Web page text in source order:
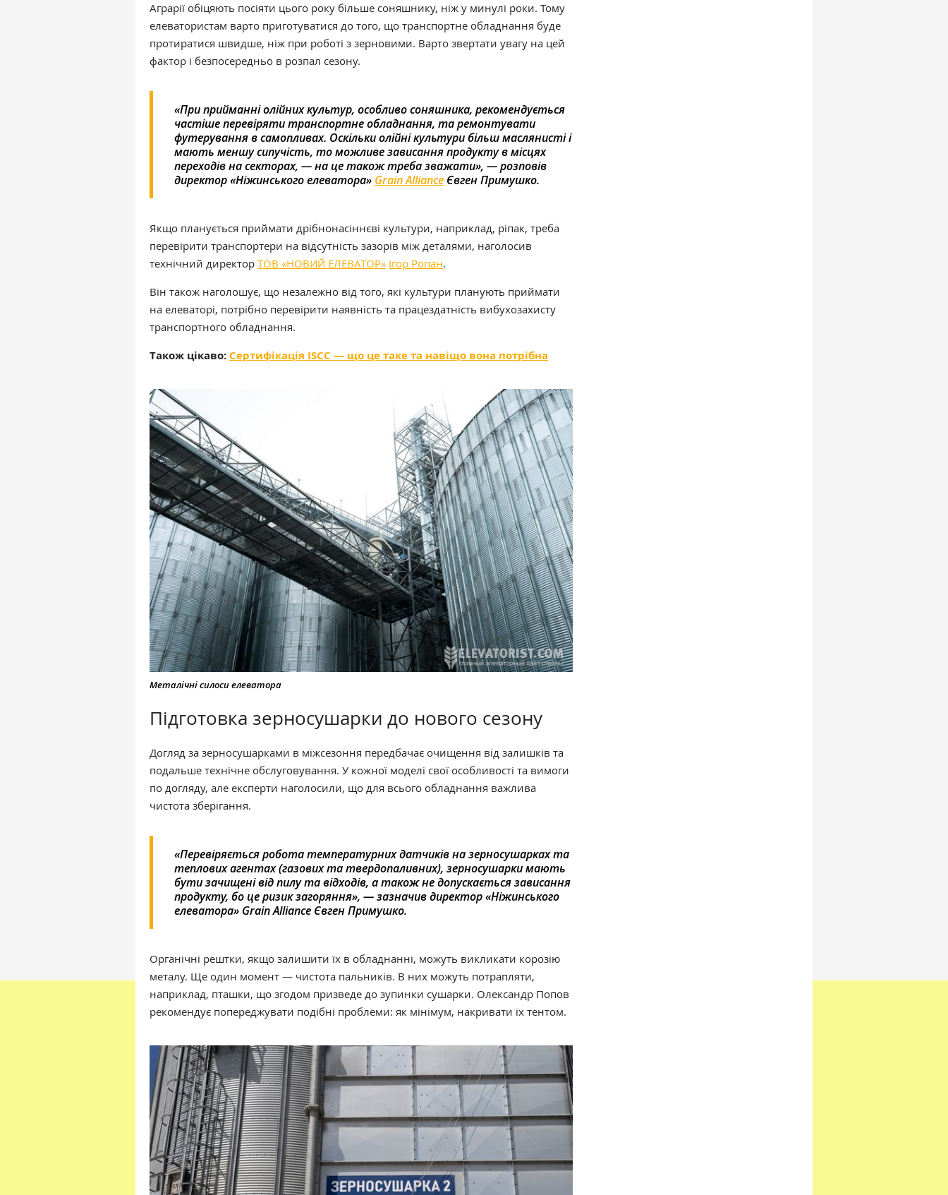
Аграрії обіцяють посіяти цього року більше соняшнику, ніж у минулі роки. Тому
елеватористам варто приготуватися до того, що транспортне обладнання буде
протиратися швидше, ніж при роботі з зерновими. Варто звертати увагу на цей
фактор і безпосередньо в розпал сезону.
«При прийманні олійних культур, особливо соняшника, рекомендується
частіше перевіряти транспортне обладнання, та ремонтувати
футерування в самопливах. Оскільки олійні культури більш маслянисті і
мають меншу сипучість, то можливе зависання продукту в місцях
переходів на секторах, — на це також треба зважати», — розповів
директор «Ніжинського елеватора» Grain Alliance Євген Примушко.
Якщо планується приймати дрібнонасіннєві культури, наприклад, ріпак, треба
перевірити транспортери на відсутність зазорів між деталями, наголосив
технічний директор ТОВ «НОВИЙ ЕЛЕВАТОР» Ігор Ропан.
Він також наголошує, що незалежно від того, які культури планують приймати
на елеваторі, потрібно перевірити наявність та працездатність вибухозахисту
транспортного обладнання.
Також цікаво:Сертифікація ISCC — що це таке та навіщо вона потрібна
Металічні силоси елеватора
Підготовка зерносушарки до нового сезону
Догляд за зерносушарками в міжсезоння передбачає очищення від залишків та
подальше технічне обслуговування. У кожної моделі свої особливості та вимоги
по догляду, але експерти наголосили, що для всього обладнання важлива
чистота зберігання.
«Перевіряється робота температурних датчиків на зерносушарках та
теплових агентах (газових та твердопаливних), зерносушарки мають
бути зачищені від пилу та відходів, а також не допускається зависання
продукту, бо це ризик загоряння», — зазначив директор «Ніжинського
елеватора» Grain Alliance Євген Примушко.
Органічні рештки, якщо залишити їх в обладнанні, можуть викликати корозію
металу. Ще один момент — чистота пальників. В них можуть потрапляти,
наприклад, пташки, що згодом призведе до зупинки сушарки. Олександр Попов
рекомендує попереджувати подібні проблеми: як мінімум, накривати їх тентом.